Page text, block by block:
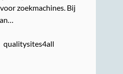
zoekmachines. Bij
qualitysites4all